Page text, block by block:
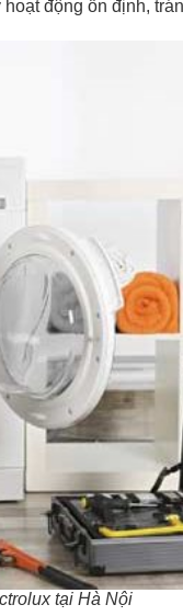
động ổn định,
tại Hà Nội